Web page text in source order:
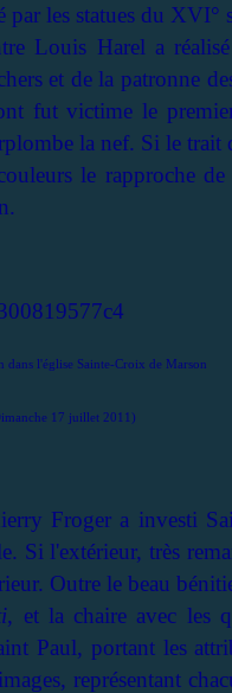
les statues du XVI°
Louis Harel a
et de la patronne
fut victime le
la nef. Si le trait
le rapproche
dans l'église Sainte-Croix de Marson
17 juillet 2011)
Froger a investi
Si l'extérieur, très
Outre le beau
, et la chaire avec les
Paul, portant les
représentant